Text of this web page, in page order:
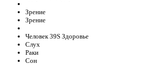
Зрение
Зрение
Человек 39S Здоровье
Слух
Раки
Сон